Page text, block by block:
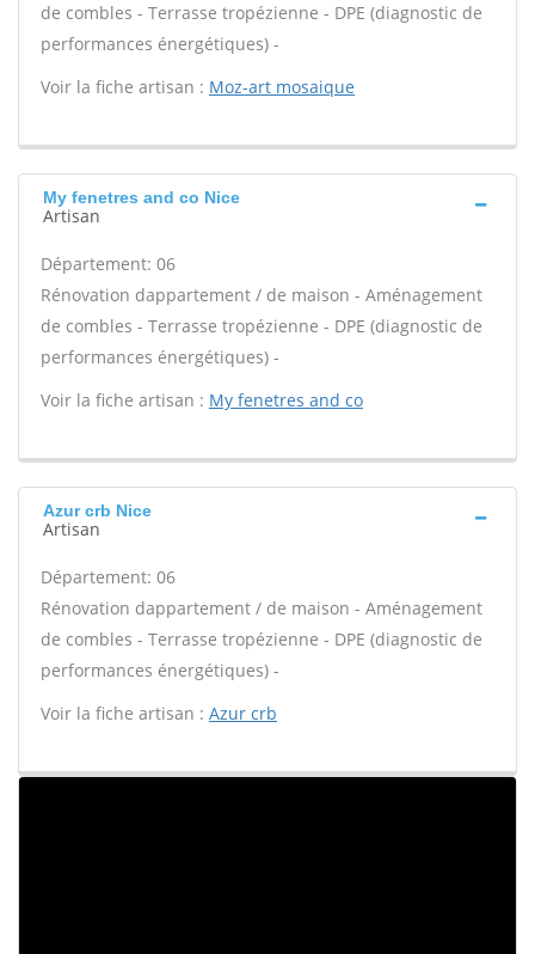
de combles - Terrasse tropézienne - DPE (diagnostic de
performances énergétiques) -
Voir la fiche artisan : Moz-art mosaique
My fenetres and co Nice
Artisan
Département: 06
Rénovation dappartement / de maison - Aménagement
de combles - Terrasse tropézienne - DPE (diagnostic de
performances énergétiques) -
Voir la fiche artisan : My fenetres and co
Azur crb Nice
Artisan
Département: 06
Rénovation dappartement / de maison - Aménagement
de combles - Terrasse tropézienne - DPE (diagnostic de
performances énergétiques) -
Voir la fiche artisan : Azur crb